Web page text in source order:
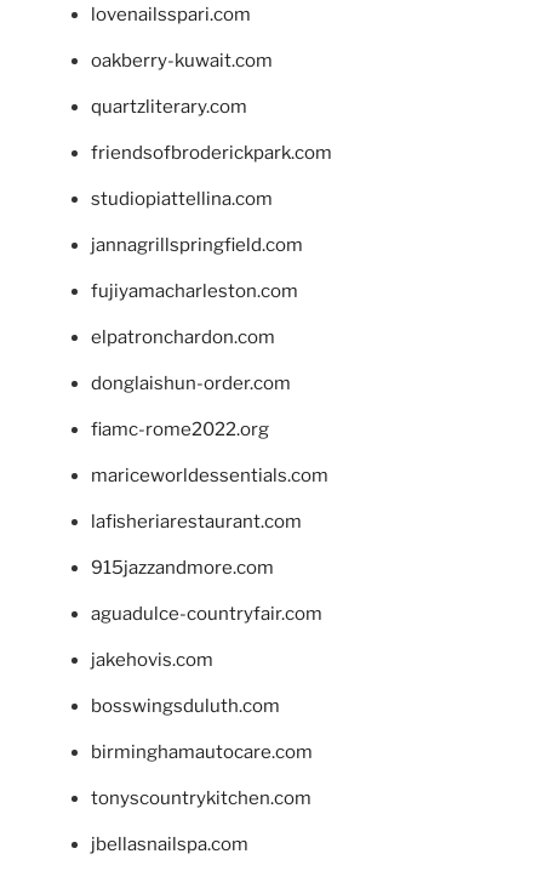
lovenailsspari.com
oakberry-kuwait.com
quartzliterary.com
friendsofbroderickpark.com
studiopiattellina.com
jannagrillspringfield.com
fujiyamacharleston.com
elpatronchardon.com
donglaishun-order.com
fiamc-rome2022.org
mariceworldessentials.com
lafisheriarestaurant.com
915jazzandmore.com
aguadulce-countryfair.com
jakehovis.com
bosswingsduluth.com
birminghamautocare.com
tonyscountrykitchen.com
jbellasnailspa.com